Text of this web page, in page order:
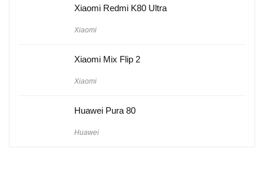
Xiaomi Redmi K80 Ultra
Xiaomi
Xiaomi Mix Flip 2
Xiaomi
Huawei Pura 80
Huawei